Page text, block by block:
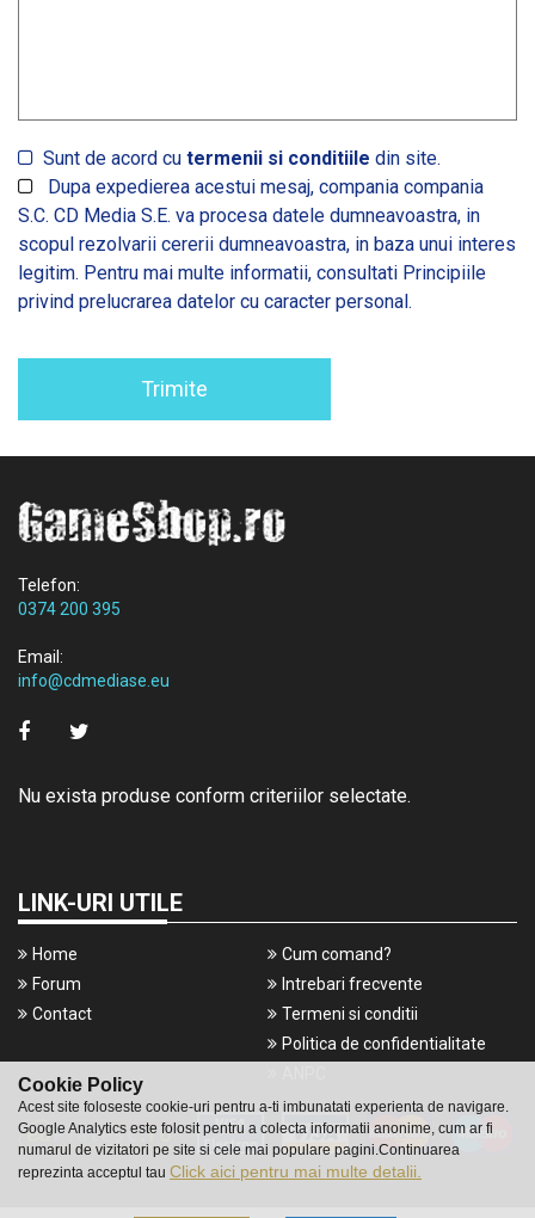
Cookie Policy
Acest site foloseste cookie-uri pentru a-ti imbunatati experienta de navigare.
Google Analytics este folosit pentru a colecta informatii anonime, cum ar fi
numarul de vizitatori pe site si cele mai populare pagini.Continuarea
reprezinta acceptul tau Click aici pentru mai multe detalii.
Sunt de acord cu termenii si conditiile din site.
Dupa expedierea acestui mesaj, compania compania
S.C. CD Media S.E. va procesa datele dumneavoastra, in
scopul rezolvarii cererii dumneavoastra, in baza unui interes
legitim. Pentru mai multe informatii, consultati Principiile
privind prelucrarea datelor cu caracter personal.
Trimite
Telefon:
0374 200 395
Email:
info@cdmediase.eu
Nu exista produse conform criteriilor selectate.
LINK-URI UTILE
Home
Forum
Contact
Cum comand?
Intrebari frecvente
Termeni si conditii
Politica de confidentialitate